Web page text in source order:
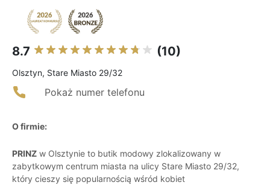
8.7 (10)
Olsztyn, Stare Miasto 29/32
Pokaż numer telefonu
O firmie:
PRINZ w Olsztynie to butik modowy zlokalizowany w
zabytkowym centrum miasta na ulicy Stare Miasto 29/32,
który cieszy się popularnością wśród kobiet